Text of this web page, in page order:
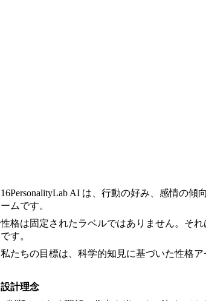
16PersonalityLab AI は、行動の好み、感情の
ームです。
性格は固定されたラベルではありません。そ
です。
私たちの目標は、科学的知見に基づいた性格
設計理念